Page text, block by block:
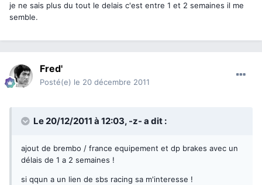
je ne sais plus du tout le delais c'est entre 1 et 2 semaines il me
semble.
Fred'
Posté(e) le 20 décembre 2011
Le 20/12/2011 à 12:03, -z- a dit :
ajout de brembo / france equipement et dp brakes avec un
délais de 1 a 2 semaines !
si qqun a un lien de sbs racing sa m'interesse !